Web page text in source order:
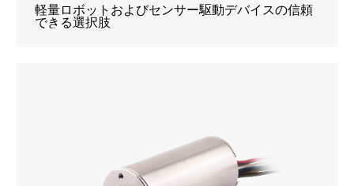
軽量ロボットおよびセンサー駆動デバイスの信頼
できる選択肢